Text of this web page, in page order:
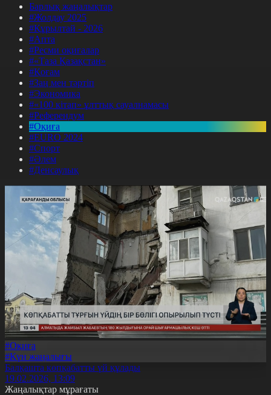
Барлық жаңалықтар
#Жолдау 2025
#Құрылтай - 2026
#Апта
#Ресми оқиғалар
#«Таза Қазақстан»
#Қоғам
#Заң мен тәртіп
#Экономика
#«100 кітап» ұлттық сауалнамасы
#Референдум
#Оқиға
#EURO 2024
#Спорт
#Әлем
#Денсаулық
#Оқиға
#Күн жаңалығы
Балқашта көпқабатты үй құлады
19.02.2026, 13:09
Жаңалықтар мұрағаты